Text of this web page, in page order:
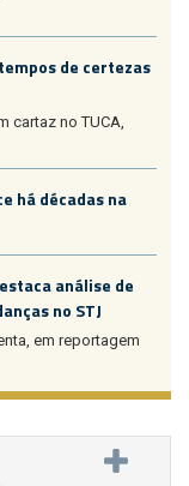
de certezas
cartaz no TUCA,
há décadas na
análise de
no STJ
em reportagem